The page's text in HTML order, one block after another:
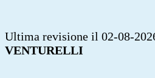
Ultima revisione il 02-08-
VENTURELLI